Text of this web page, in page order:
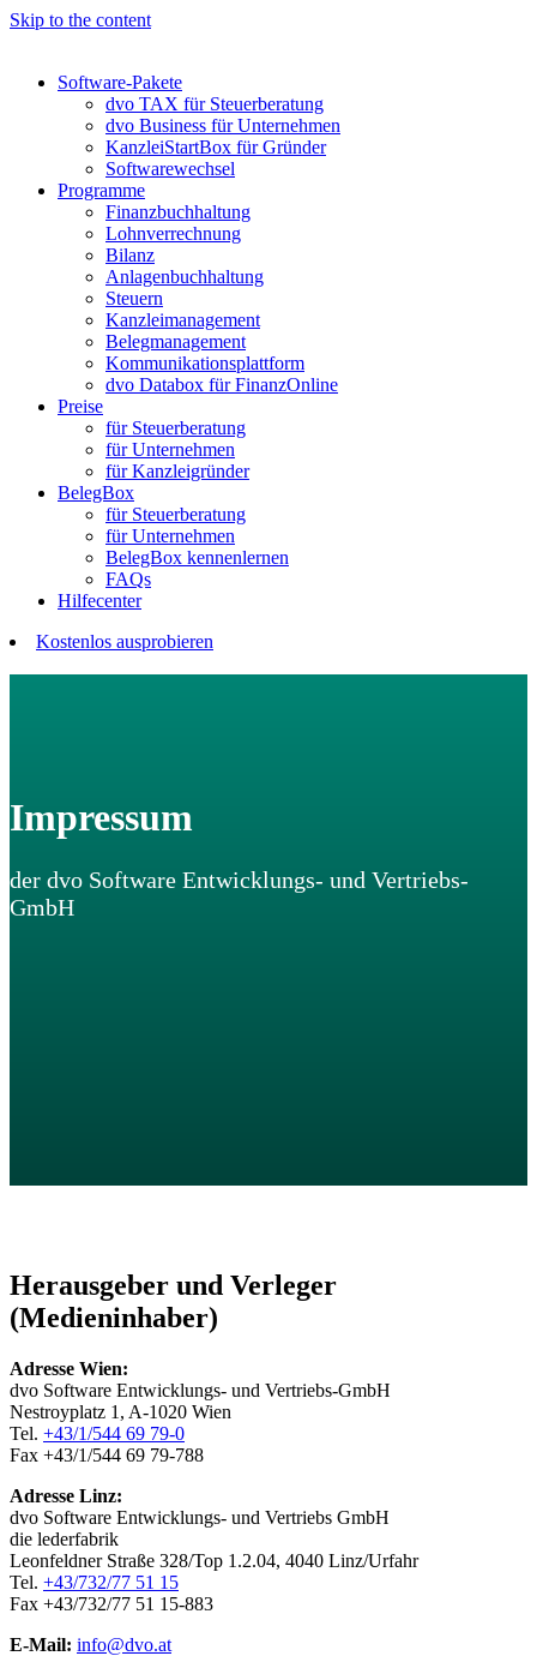
Skip to the content
Software-Pakete
dvo TAX für Steuerberatung
dvo Business für Unternehmen
KanzleiStartBox für Gründer
Softwarewechsel
Programme
Finanzbuchhaltung
Lohnverrechnung
Bilanz
Anlagenbuchhaltung
Steuern
Kanzleimanagement
Belegmanagement
Kommunikationsplattform
dvo Databox für FinanzOnline
Preise
für Steuerberatung
für Unternehmen
für Kanzleigründer
BelegBox
für Steuerberatung
für Unternehmen
BelegBox kennenlernen
FAQs
Hilfecenter
Kostenlos ausprobieren
Impressum
der dvo Software Entwicklungs- und Vertriebs-
GmbH
Herausgeber und Verleger
(Medieninhaber)
Adresse Wien:
dvo Software Entwicklungs- und Vertriebs-GmbH
Nestroyplatz 1, A-1020 Wien
Tel. +43/1/544 69 79-0
Fax +43/1/544 69 79-788
Adresse Linz:
dvo Software Entwicklungs- und Vertriebs GmbH
die lederfabrik
Leonfeldner Straße 328/Top 1.2.04, 4040 Linz/Urfahr
Tel. +43/732/77 51 15
Fax +43/732/77 51 15-883
E-Mail: info@dvo.at